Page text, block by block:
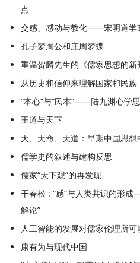
点
交感、感动与教化——宋明道学
孔子梦周公和庄周梦蝶
重温贺麟先生的《儒家思想的新
从历史和信仰来理解国家和民
“本心”与“民本”——陆九渊心学
王道与天下
天、天命、天道：早期中国思想
儒学史的叙述与建构反思
儒家“天下观”的再发现
干春松 : “感”与人类共识的形
解论”
人工智能的发展对儒家伦理所可
康有为与现代中国